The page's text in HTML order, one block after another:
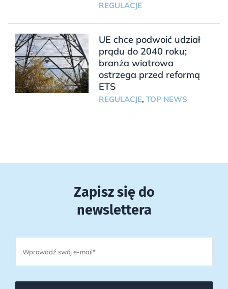
REGULACJE
UE chce podwoić udział
prądu do 2040 roku;
branża wiatrowa
ostrzega przed reformą
ETS
REGULACJE, TOP NEWS
Zapisz się do
newslettera